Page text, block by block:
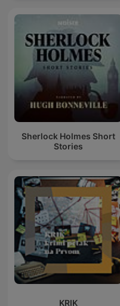
Sherlock Holmes Short
Stories
KRIK